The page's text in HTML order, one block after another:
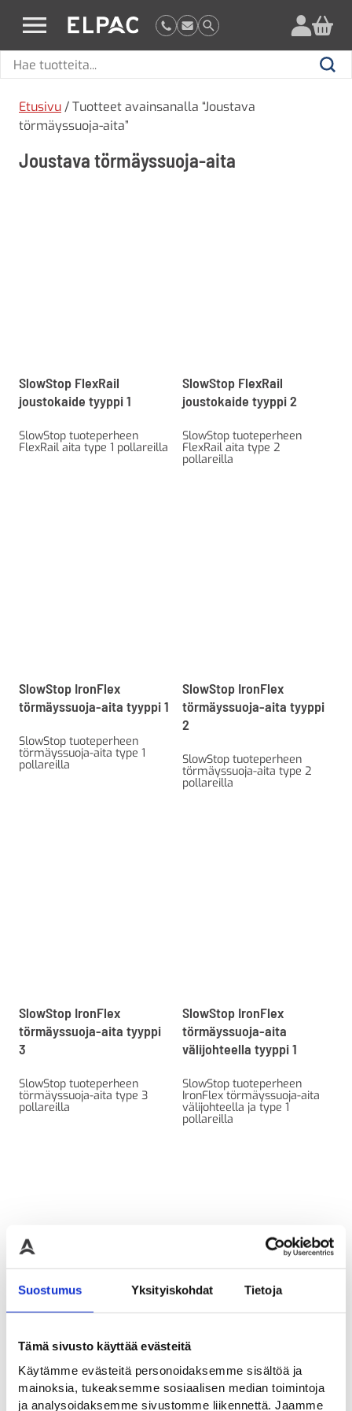
Suostumus Yksityiskohdat Tietoja
Tämä sivusto käyttää evästeitä
Käytämme evästeitä personoidaksemme sisältöä ja
mainoksia, tukeaksemme sosiaalisen median toimintoja
ja analysoidaksemme sivustomme liikennettä. Jaamme
elpac.fi
Hae
Hae
Etusivu / Tuotteet avainsanalla “Joustava
törmäyssuoja-aita”
Joustava törmäyssuoja-aita
SlowStop FlexRail
joustokaide tyyppi 1
SlowStop tuoteperheen
FlexRail aita type 1 pollareilla
SlowStop FlexRail
joustokaide tyyppi 2
SlowStop tuoteperheen
FlexRail aita type 2
pollareilla
SlowStop IronFlex
törmäyssuoja-aita tyyppi 1
SlowStop tuoteperheen
törmäyssuoja-aita type 1
pollareilla
SlowStop IronFlex
törmäyssuoja-aita tyyppi
2
SlowStop tuoteperheen
törmäyssuoja-aita type 2
pollareilla
SlowStop IronFlex
törmäyssuoja-aita tyyppi
3
SlowStop tuoteperheen
törmäyssuoja-aita type 3
pollareilla
SlowStop IronFlex
törmäyssuoja-aita
välijohteella tyyppi 1
SlowStop tuoteperheen
IronFlex törmäyssuoja-aita
välijohteella ja type 1
pollareilla
SlowStop IronFlex
törmäyssuoja-aita
välijohteella tyyppi 2
SlowStop IronFlex
törmäyssuoja-aita
käsijohteella tyyppi 2